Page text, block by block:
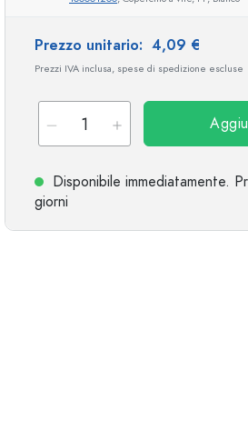
Bottiglie cilindriche
Prezzo unitario: 4,09 €
Prezzi IVA inclusa, spese di spedizione escluse
Disponibile immediatamente.
giorni